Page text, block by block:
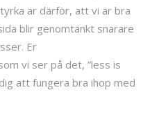
är därför, att vi är bra
blir genomtänkt snarare
Er
vi ser på det, ”less is
att fungera bra ihop med